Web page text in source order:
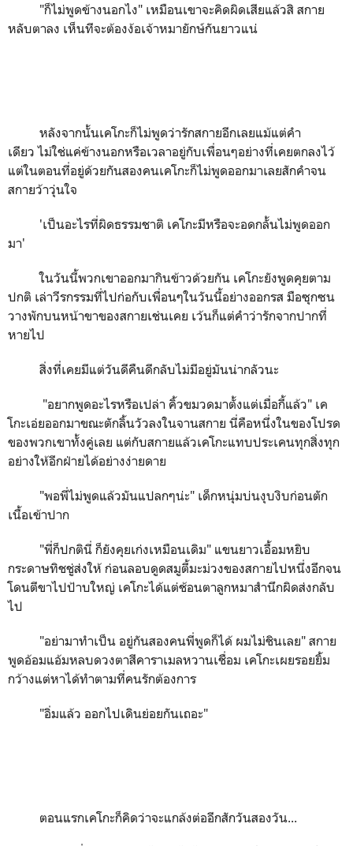
"ก็ไม่พูดข้างนอกไง" เหมือนเขาจะคิดผิดเสียแล้วสิ สกาย
หลับตาลง เห็นทีจะต้องง้อเจ้าหมายักษ์กันยาวแน่
หลังจากนั้นเคโกะก็ไม่พูดว่ารักสกายอีกเลยแม้แต่คำ
เดียว ไม่ใช่แค่ข้างนอกหรือเวลาอยู่กับเพื่อนๆอย่างที่เคยตกลงไว้
แต่ในตอนที่อยู่ด้วยกันสองคนเคโกะก็ไม่พูดออกมาเลยสักคำจน
สกายว้าวุ่นใจ
'เป็นอะไรที่ผิดธรรมชาติ เคโกะมีหรือจะอดกลั้นไม่พูดออก
มา'
ในวันนี้พวกเขาออกมากินข้าวด้วยกัน เคโกะยังพูดคุยตาม
ปกติ เล่าวีรกรรมที่ไปก่อกับเพื่อนๆในวันนี้อย่างออกรส มือซุกซน
วางพักบนหน้าขาของสกายเช่นเคย เว้นก็แต่คำว่ารักจากปากที่
หายไป
สิ่งที่เคยมีแต่วันดีคืนดีกลับไม่มีอยู่มันน่ากลัวนะ
"อยากพูดอะไรหรือเปล่า คิ้วขมวดมาตั้งแต่เมื่อกี้แล้ว" เค
โกะเอ่ยออกมาขณะตักลิ้นวัวลงในจานสกาย นี่คือหนึ่งในของโปรด
ของพวกเขาทั้งคู่เลย แต่กับสกายแล้วเคโกะแทบประเคนทุกสิ่งทุก
อย่างให้อีกฝ่ายได้อย่างง่ายดาย
"พอพี่ไม่พูดแล้วมันแปลกๆน่ะ" เด็กหนุ่มบ่นงุบงิบก่อนตัก
เนื้อเข้าปาก
"พี่ก็ปกตินี่ ก็ยังคุยเก่งเหมือนเดิม" แขนยาวเอื้อมหยิบ
กระดาษทิชชู่ส่งให้ ก่อนลอบดูดสมูตี้มะม่วงของสกายไปหนึ่งอึกจน
โดนตีขาไปป้าบใหญ่ เคโกะได้แต่ช้อนตาลูกหมาสำนึกผิดส่งกลับ
ไป
"อย่ามาทำเป็น อยู่กันสองคนพี่พูดก็ได้ ผมไม่ชินเลย" สกาย
พูดอ้อมแอ้มหลบดวงตาสีคาราเมลหวานเชื่อม เคโกะเผยรอยยิ้ม
กว้างแต่หาได้ทำตามที่คนรักต้องการ
"อิ่มแล้ว ออกไปเดินย่อยกันเถอะ"
ตอนแรกเคโกะก็คิดว่าจะแกล้งต่ออีกสักวันสองวัน...